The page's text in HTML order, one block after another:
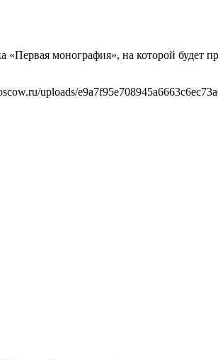
монография», на которой будет
uploads/